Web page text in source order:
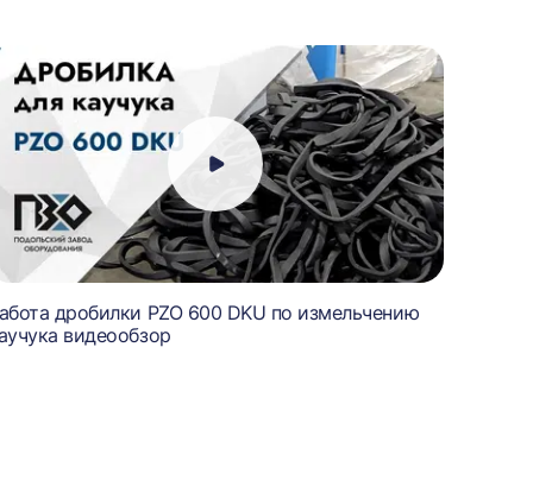
дробилки PZO 600 DKU по измельчению
видеообзор